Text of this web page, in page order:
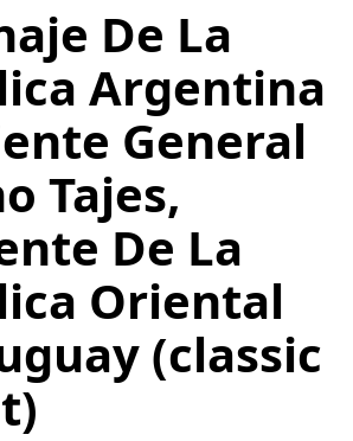
De La
Argentina
General
Tajes,
De La
Oriental
(classic